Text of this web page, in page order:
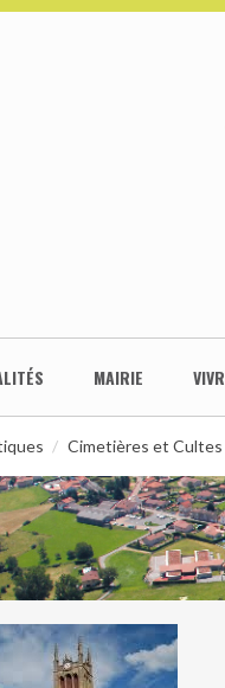
MAIRIE
Cimetières et Cultes